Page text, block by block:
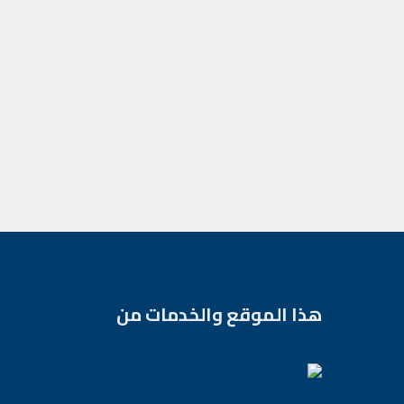
هذا الموقع والخدمات من